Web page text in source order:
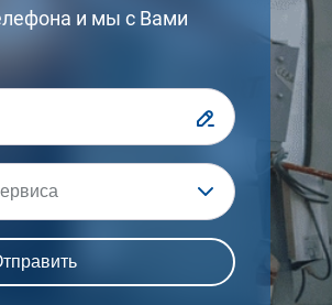
и мы с Вами
сервиса